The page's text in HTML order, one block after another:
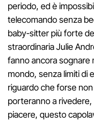
periodo, ed è
telecomando senza
baby-sitter più forte
straordinaria Julie
fanno ancora sognare
mondo, senza limiti di
riguardo che forse
porteranno a
piacere, questo